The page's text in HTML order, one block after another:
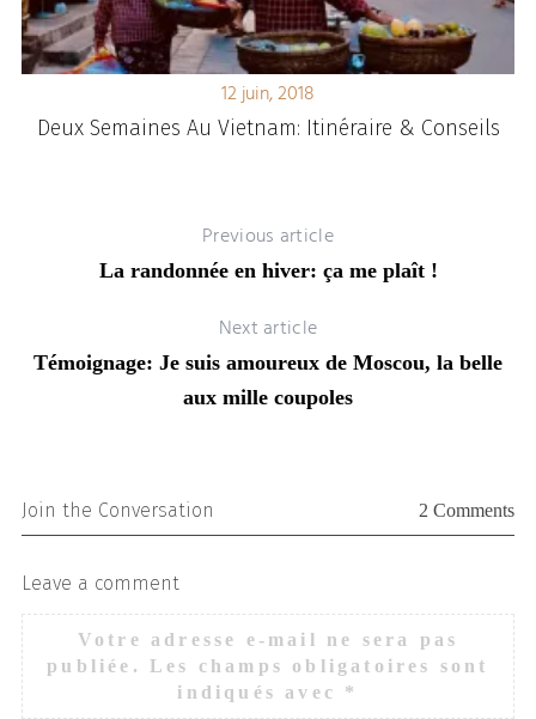
12 juin, 2018
Deux Semaines Au Vietnam: Itinéraire & Conseils
Previous article
La randonnée en hiver: ça me plaît !
Next article
Témoignage: Je suis amoureux de Moscou, la belle
aux mille coupoles
Join the Conversation 2 Comments
Leave a comment
Votre adresse e-mail ne sera pas
publiée.
Les champs obligatoires sont
indiqués avec *